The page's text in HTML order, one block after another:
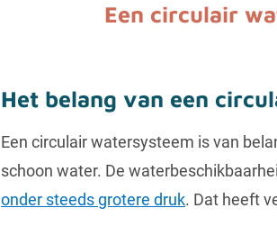
Een circulair
Het belang van een
Een circulair watersysteem is van
schoon water. De
onder steeds grotere druk. Dat heeft